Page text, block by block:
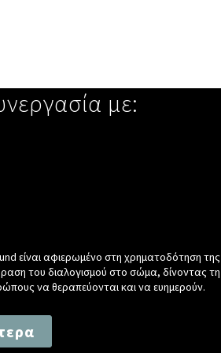
με:
είναι αφιερωμένο στη χρηματοδότηση της
του διαλογισμού στο σώμα, δίνοντας τη
να θεραπεύονται και να ευημερούν.